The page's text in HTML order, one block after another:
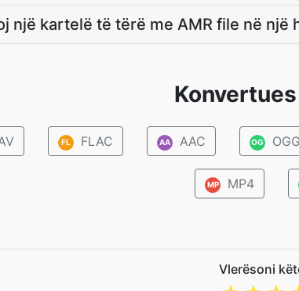
një kartelë të tërë me AMR file në një
FL FLAC AA AAC OG OGG
MP MP4
Vlerësoni